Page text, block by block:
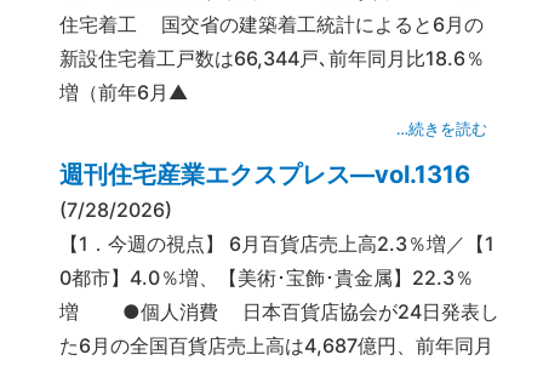
住宅着工 国交省の建築着工統計によると6月の
新設住宅着工戸数は66,344戸､前年同月比18.6％
増（前年6月▲
…続きを読む
週刊住宅産業エクスプレス―vol.1316
(7/28/2026)
【1．今週の視点】 6月百貨店売上高2.3％増／【1
0都市】4.0％増、【美術･宝飾･貴金属】22.3％
増 ●個人消費 日本百貨店協会が24日発表し
た6月の全国百貨店売上高は4,687億円、前年同月